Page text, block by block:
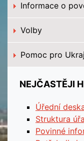
Informace o
Volby
Pomoc pro
NEJČASTĚJI
Úřední
Struktura
Povinné